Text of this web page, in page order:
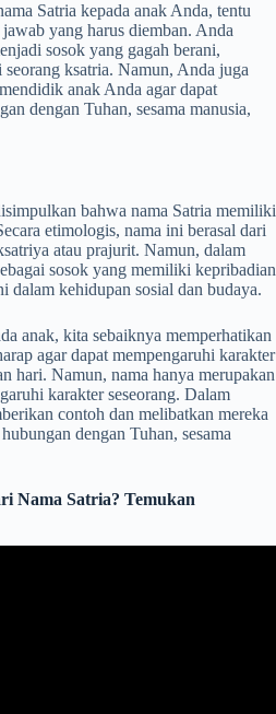
Satria kepada anak Anda, tentu
yang harus diemban. Anda
sosok yang gagah berani,
ksatria. Namun, Anda juga
anak Anda agar dapat
dengan Tuhan, sesama manusia,
bahwa nama Satria memiliki
etimologis, nama ini berasal dari
atau prajurit. Namun, dalam
sosok yang memiliki kepribadian
dalam kehidupan sosial dan budaya.
anak, kita sebaiknya memperhatikan
agar dapat mempengaruhi karakter
hari. Namun, nama hanya merupakan
karakter seseorang. Dalam
contoh dan melibatkan mereka
dengan Tuhan, sesama
Nama Satria? Temukan